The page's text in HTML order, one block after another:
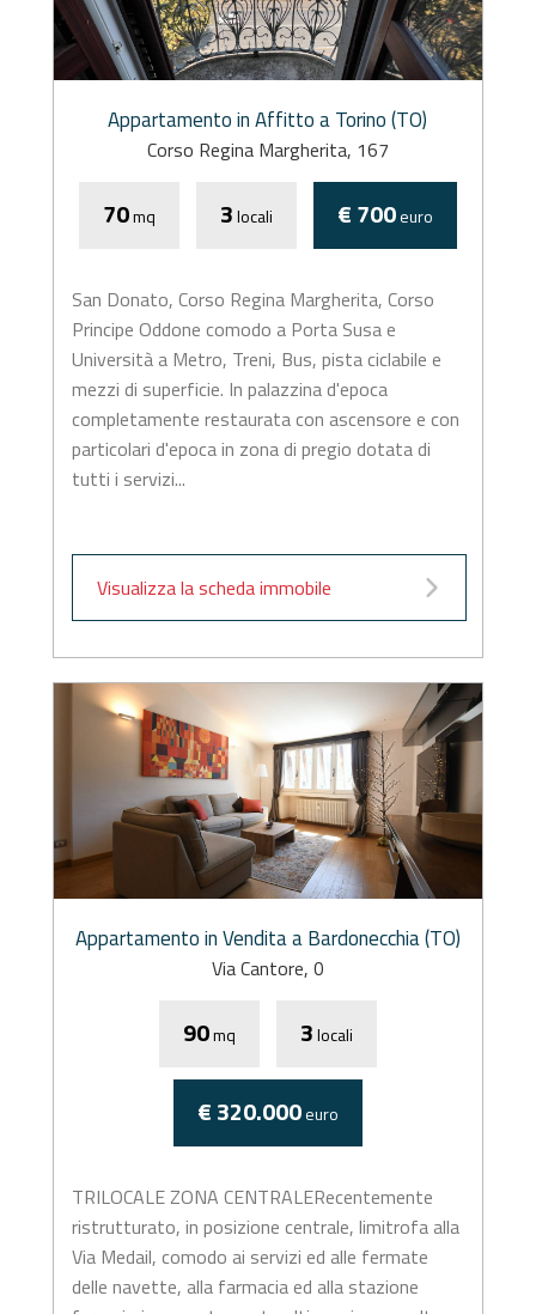
Appartamento in Affitto a Torino (TO)
Corso Regina Margherita, 167
70mq 3locali € 700euro
San Donato, Corso Regina Margherita, Corso
Principe Oddone comodo a Porta Susa e
Università a Metro, Treni, Bus, pista ciclabile e
mezzi di superficie. In palazzina d'epoca
completamente restaurata con ascensore e con
particolari d'epoca in zona di pregio dotata di
tutti i servizi...
Visualizza la scheda immobile
Appartamento in Vendita a Bardonecchia (TO)
Via Cantore, 0
90mq 3locali
€ 320.000euro
TRILOCALE ZONA CENTRALERecentemente
ristrutturato, in posizione centrale, limitrofa alla
Via Medail, comodo ai servizi ed alle fermate
delle navette, alla farmacia ed alla stazione